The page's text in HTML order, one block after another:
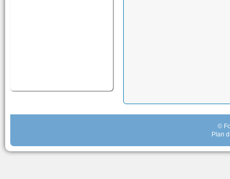
©
Plan